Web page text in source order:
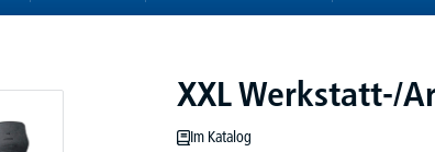
XXL Werkstatt-/
Im Katalog